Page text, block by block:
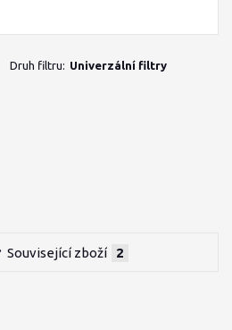
Druh filtru: Univerzální filtry
Související zboží 2